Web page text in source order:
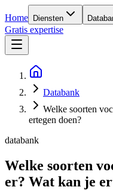
Home Diensten
Gratis expertise
Databank
Welke soorten
ertegen doen?
databank
Welke soorten
er? Wat kan je